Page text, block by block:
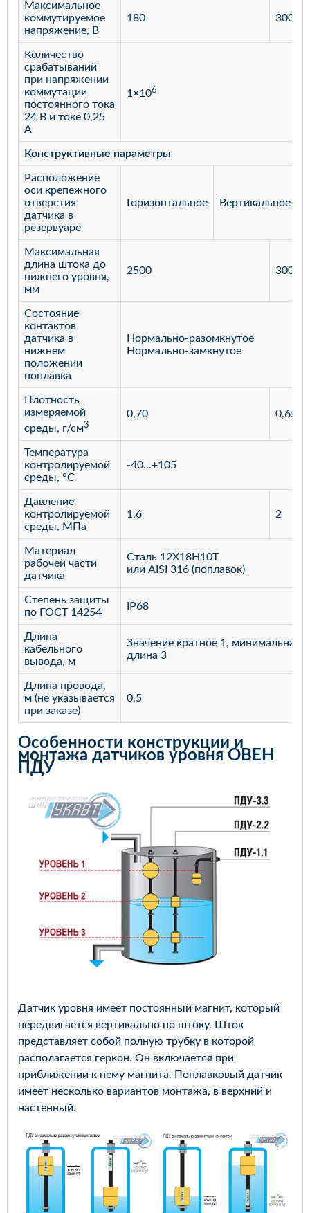
Максимальное
коммутируемое
напряжение, В
180 300
Количество
срабатываний
при напряжении
коммутации
постоянного тока
24 В и токе 0,25
А
1×106
Конструктивные параметры
Расположение
оси крепежного
отверстия
датчика в
резервуаре
Горизонтальное Вертикальное
Максимальная
длина штока до
нижнего уровня,
мм
2500 3000
Состояние
контактов
датчика в
нижнем
положении
поплавка
Нормально-разомкнутое
Нормально-замкнутое
Плотность
измеряемой
среды, г/см3
0,70 0,65
Температура
контролируемой
среды, °С
-40...+105
Давление
контролируемой
среды, МПа
1,6 2
Материал
рабочей части
датчика
Сталь 12Х18Н10Т
или AISI 316 (поплавок)
Степень защиты
по ГОСТ 14254
IP68
Длина
кабельного
вывода, м
Значение кратное 1, минимальная
длина 3
Длина провода,
м (не указывается
при заказе)
0,5
Особенности конструкции и
монтажа датчиков уровня ОВЕН
ПДУ
Датчик уровня имеет постоянный магнит, который
передвигается вертикально по штоку. Шток
представляет собой полную трубку в которой
располагается геркон. Он включается при
приближении к нему магнита. Поплавковый датчик
имеет несколько вариантов монтажа, в верхний и
настенный.